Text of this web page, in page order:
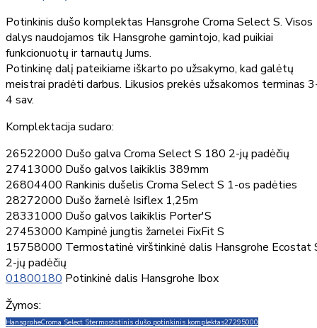
Potinkinis dušo komplektas Hansgrohe Croma Select S. Visos
dalys naudojamos tik Hansgrohe gamintojo, kad puikiai
funkcionuotų ir tarnautų Jums.
Potinkinę dalį pateikiame iškarto po užsakymo, kad galėtų
meistrai pradėti darbus. Likusios prekės užsakomos terminas
4 sav.
Komplektacija sudaro:
26522000 Dušo galva Croma Select S 180 2-jų padėčių
27413000 Dušo galvos laikiklis 389mm
26804400 Rankinis dušelis Croma Select S 1-os padėties
28272000 Dušo žarnelė Isiflex 1,25m
28331000 Dušo galvos laikiklis Porter'S
27453000 Kampinė jungtis žarnelei FixFit S
15758000 Termostatinė virštinkinė dalis Hansgrohe Ecostat
2-jų padėčių
01800180 Potinkinė dalis Hansgrohe Ibox
Žymos:
HansgroheCroma Select Stermostatinis dušo potinkinis komplektas27295000